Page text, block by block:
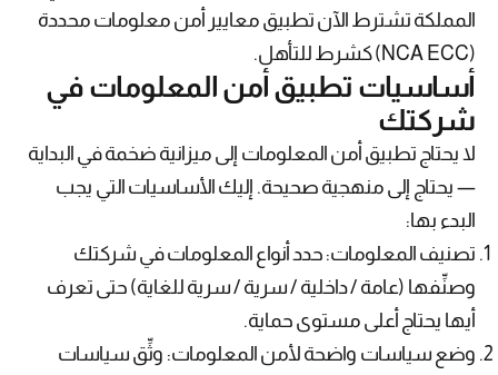
المملكة تشترط الآن تطبيق معايير أمن معلومات محددة
(NCA ECC) كشرط للتأهل.
أساسيات تطبيق أمن المعلومات في
شركتك
لا يحتاج تطبيق أمن المعلومات إلى ميزانية ضخمة في البداية
— يحتاج إلى منهجية صحيحة. إليك الأساسيات التي يجب
البدء بها:
تصنيف المعلومات: حدد أنواع المعلومات في شركتك
وصنِّفها (عامة / داخلية / سرية / سرية للغاية) حتى تعرف
أيها يحتاج أعلى مستوى حماية.
وضع سياسات واضحة لأمن المعلومات: وثِّق سياسات